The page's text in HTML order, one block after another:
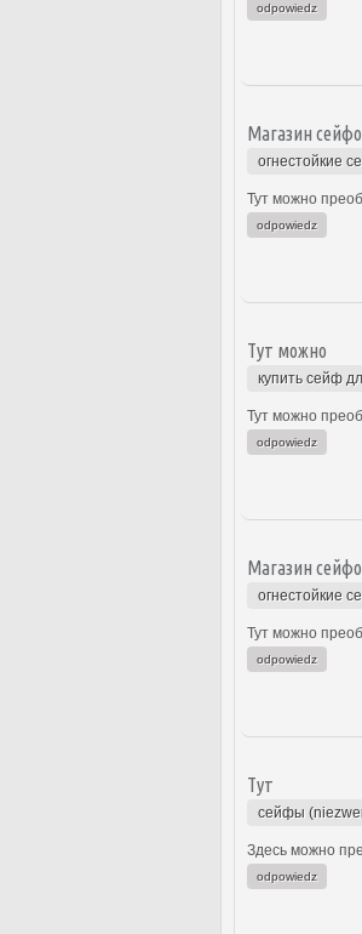
odpowiedz
Магазин
огнестойкие
Тут можно
odpowiedz
Тут можно
купить сейф
Тут можно
odpowiedz
Магазин
огнестойкие
Тут можно
odpowiedz
Тут
сейфы
Здесь можно
odpowiedz